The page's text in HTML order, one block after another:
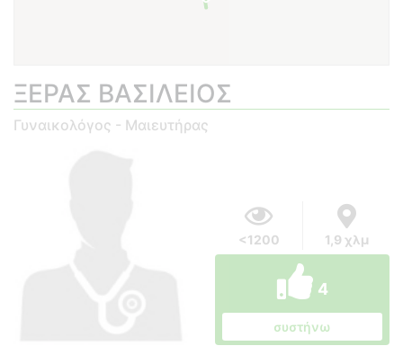
ΞΕΡΑΣ ΒΑΣΙΛΕΙΟΣ
Γυναικολόγος - Μαιευτήρας
<1200 1,9 χλμ
4
συστήνω